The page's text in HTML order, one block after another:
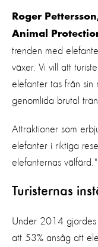
Roger
Animal
trenden med
växer. Vi vill att
elefanter tas från sin
genomlida brutal
Attraktioner som
elefanter i riktiga
elefanternas välfärd."
Turisternas
Under 2014 gjordes
att 53% ansåg att